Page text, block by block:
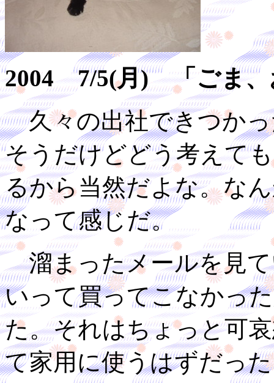
2004 7/5(月) 「ごま、
久々の出社できつかっ
そうだけどどう考えて
るから当然だよな。な
なって感じだ。
溜まったメールを見て
いって買ってこなかっ
た。それはちょっと可
て家用に使うはずだっ